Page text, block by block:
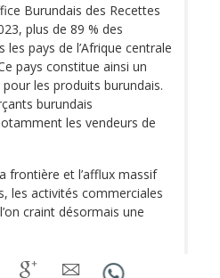
Burundais des Recettes
plus de 89 % des
pays de l’Afrique centrale
pays constitue ainsi un
les produits burundais.
burundais
les vendeurs de
frontière et l’afflux massif
les activités commerciales
craint désormais une